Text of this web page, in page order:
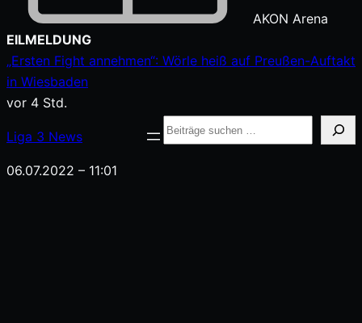
AKON Arena
Zum
Inhalt
springen
EILMELDUNG
„Ersten Fight annehmen“: Wörle heiß auf Preußen-Auftakt
in Wiesbaden
vor 4 Std.
Liga 3 News
Suche
06.07.2022 – 11:01